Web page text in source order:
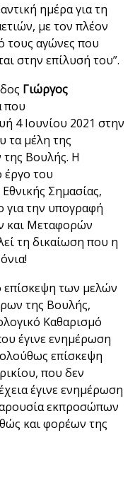
ημέρα για τη
με τον πλέον
τους αγώνες που
στην επίλυσή του”.
Γιώργος
που
4 Ιουνίου 2021 στην
τα μέλη της
Βουλής. Η
έργο του
Σημασίας,
για την υπογραφή
και Μεταφορών
τη δικαίωση που η
επίσκεψη των μελών
της Βουλής,
Καθαρισμό
έγινε ενημέρωση
επίσκεψη
που δεν
έγινε ενημέρωση
εκπροσώπων
και φορέων της